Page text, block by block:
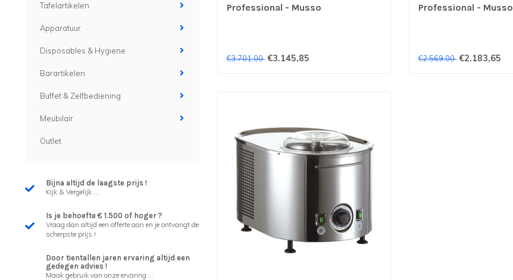
Tafelartikelen
Apparatuur
Disposables & Hygiene
Barartikelen
Buffet & Zelfbediening
Meubilair
Outlet
Bijna altijd de laagste prijs !
Kijk & Vergelijk ...
Is je behoefte € 1.500 of hoger ?
Vraag dan altijd een offerte aan en je ontvangt de
scherpste prijs !
Door tientallen jaren ervaring altijd een
gedegen advies !
Maak gebruik van onze ervaring ...
Professional - Musso
€3.701,00 €3.145,85
Professional - Musso
€2.569,00 €2.183,65